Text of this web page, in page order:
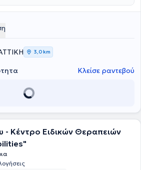
3,0 km
Κλείσε ραντεβού
- Κέντρο Ειδικών Θεραπειών